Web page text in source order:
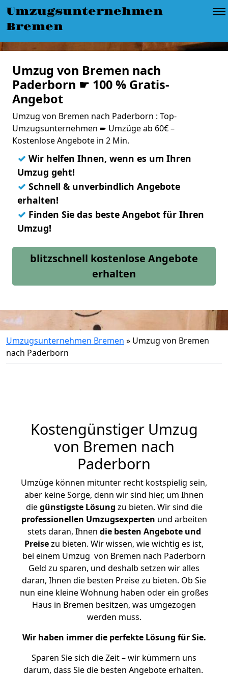
Umzugsunternehmen
Bremen
Umzug von Bremen nach
Paderborn ☛ 100 % Gratis-
Angebot
Umzug von Bremen nach Paderborn : Top-
Umzugsunternehmen ➨ Umzüge ab 60€ –
Kostenlose Angebote in 2 Min.
✓ Wir helfen Ihnen, wenn es um Ihren
Umzug geht!
✓ Schnell & unverbindlich Angebote
erhalten!
✓ Finden Sie das beste Angebot für Ihren
Umzug!
blitzschnell kostenlose Angebote
erhalten
Umzugsunternehmen Bremen » Umzug von Bremen
nach Paderborn
Kostengünstiger Umzug
von Bremen nach
Paderborn
Umzüge können mitunter recht kostspielig sein,
aber keine Sorge, denn wir sind hier, um Ihnen
diegünstigste Lösung zu bieten. Wir sind die
professionellen Umzugsexperten und arbeiten
stets daran, Ihnen die besten Angebote und
Preisezu bieten. Wir wissen, wie wichtig es ist,
bei einem Umzug von Bremen nach Paderborn
Geld zu sparen, und deshalb setzen wir alles
daran, Ihnen die besten Preise zu bieten. Ob Sie
nun eine kleine Wohnung haben oder ein großes
Haus in Bremen besitzen, was umgezogen
werden muss.
Wir haben immer die perfekte Lösung für Sie.
Sparen Sie sich die Zeit – wir kümmern uns
darum, dass Sie die besten Angebote erhalten.